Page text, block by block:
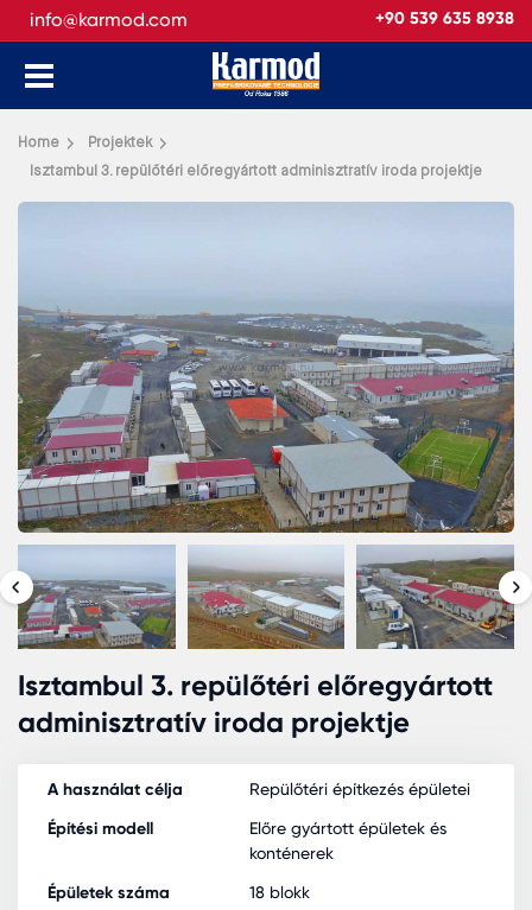
info@karmod.com +90 539 635 8938
Home
Projektek
Isztambul 3. repülőtéri előregyártott adminisztratív iroda projektje
Isztambul 3. repülőtéri előregyártott
adminisztratív iroda projektje
A használat célja Repülőtéri építkezés épületei
Építési modell
Előre gyártott épületek és
konténerek
Épületek száma 18 blokk